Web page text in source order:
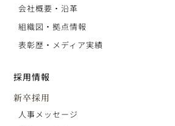
会社概要・沿革
組織図・拠点情報
表彰歴・メディア実績
採用情報
新卒採用
人事メッセージ